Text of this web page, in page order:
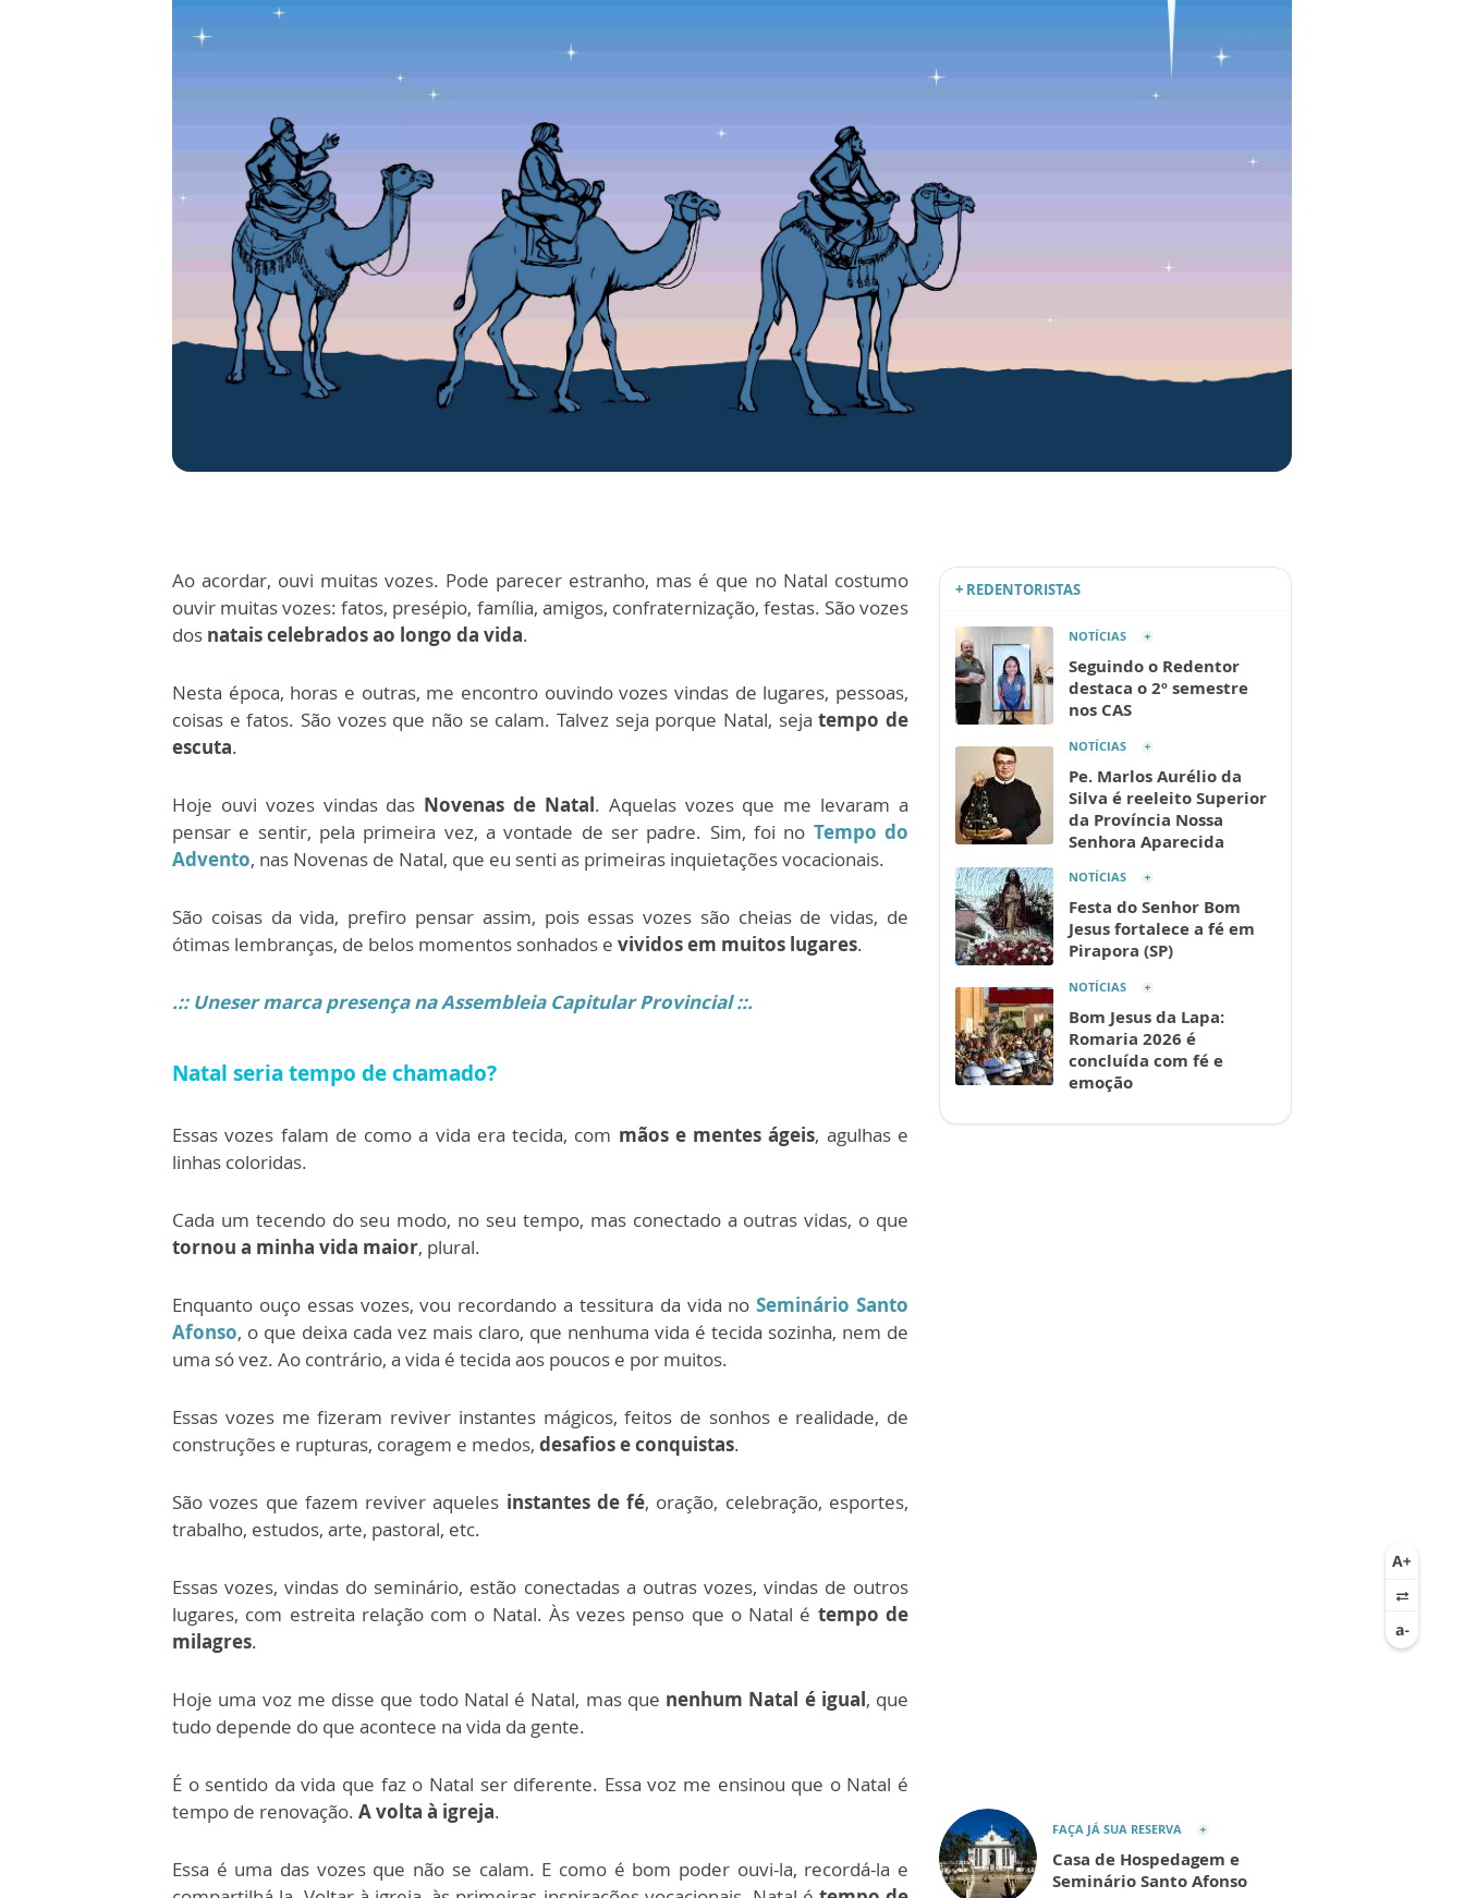
Ao acordar, ouvi muitas vozes. Pode parecer estranho, mas é que no Natal costumo
ouvir muitas vozes: fatos, presépio, família, amigos, confraternização, festas. São vozes
dos natais celebrados ao longo da vida.
Nesta época, horas e outras, me encontro ouvindo vozes vindas de lugares, pessoas,
coisas e fatos. São vozes que não se calam. Talvez seja porque Natal, sejatempo de
escuta.
Hoje ouvi vozes vindas das Novenas de Natal. Aquelas vozes que me levaram a
pensar e sentir, pela primeira vez, a vontade de ser padre. Sim, foi no Tempo do
Advento, nas Novenas de Natal, que eu senti as primeiras inquietações vocacionais.
São coisas da vida, prefiro pensar assim, pois essas vozes são cheias de vidas, de
ótimas lembranças, de belos momentos sonhados e vividos em muitos lugares.
.:: Uneser marca presença na Assembleia Capitular Provincial ::.
Natal seria tempo de chamado?
Essas vozes falam de como a vida era tecida, com mãos e mentes ágeis, agulhas e
linhas coloridas.
Cada um tecendo do seu modo, no seu tempo, mas conectado a outras vidas, o que
tornou a minha vida maior, plural.
Enquanto ouço essas vozes, vou recordando a tessitura da vida noSeminário Santo
Afonso, o que deixa cada vez mais claro, que nenhuma vida é tecida sozinha, nem de
uma só vez. Ao contrário, a vida é tecida aos poucos e por muitos.
Essas vozes me fizeram reviver instantes mágicos, feitos de sonhos e realidade, de
construções e rupturas, coragem e medos, desafios e conquistas.
São vozes que fazem reviver aqueles instantes de fé, oração, celebração, esportes,
trabalho, estudos, arte, pastoral, etc.
Essas vozes, vindas do seminário, estão conectadas a outras vozes, vindas de outros
lugares, com estreita relação com o Natal. Às vezes penso que o Natal é tempo de
milagres.
Hoje uma voz me disse que todo Natal é Natal, mas que nenhum Natal é igual, que
tudo depende do que acontece na vida da gente.
É o sentido da vida que faz o Natal ser diferente. Essa voz me ensinou que o Natal é
tempo de renovação. A volta à igreja.
Essa é uma das vozes que não se calam. E como é bom poder ouvi-la, recordá-la e
FAÇA JÁ SUA RESERVA
Casa de Hospedagem e
Seminário Santo Afonso
+ REDENTORISTAS
NOTÍCIAS
Seguindo o Redentor
destaca o 2º semestre
nos CAS
NOTÍCIAS
Pe. Marlos Aurélio da
Silva é reeleito Superior
da Província Nossa
Senhora Aparecida
NOTÍCIAS
Festa do Senhor Bom
Jesus fortalece a fé em
Pirapora (SP)
NOTÍCIAS
Bom Jesus da Lapa:
Romaria 2026 é
concluída com fé e
emoção